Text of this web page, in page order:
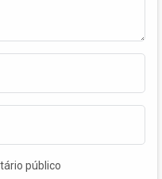
público